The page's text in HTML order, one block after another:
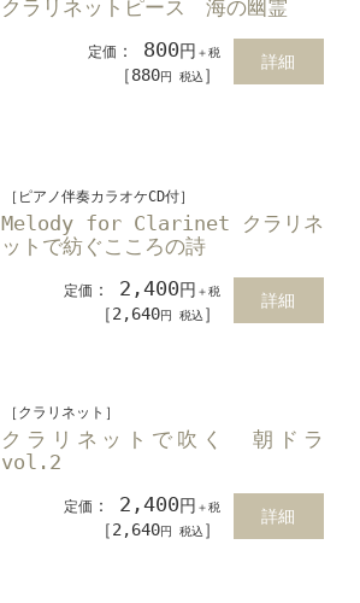
クラリネットピース 海の幽霊
定価 ： 800円 ＋税
［880円 税込 ］
詳細
［ピアノ伴奏カラオケCD付］
Melody for Clarinet クラリネ
ットで紡ぐこころの詩
定価 ： 2,400円 ＋税
［2,640円 税込 ］
詳細
［クラリネット］
クラリネットで吹く 朝ドラ
vol.2
定価 ： 2,400円 ＋税
［2,640円 税込 ］
詳細